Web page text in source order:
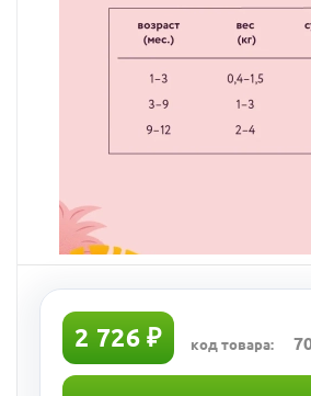
2 726 ₽ код товара: